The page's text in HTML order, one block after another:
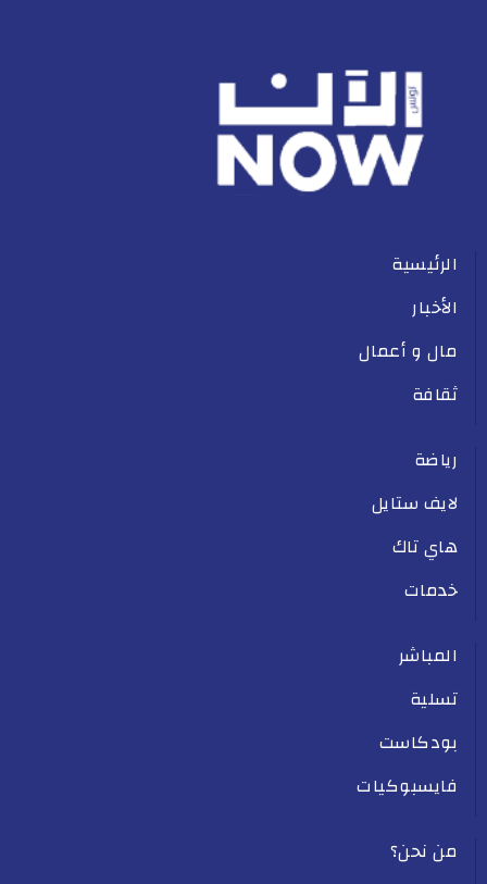
الرئيسية
الأخبار
مال و أعمال
ثقافة
رياضة
لايف ستايل
هاي تاك
خدمات
المباشر
تسلية
بودكاست
فايسبوكيات
من نحن؟